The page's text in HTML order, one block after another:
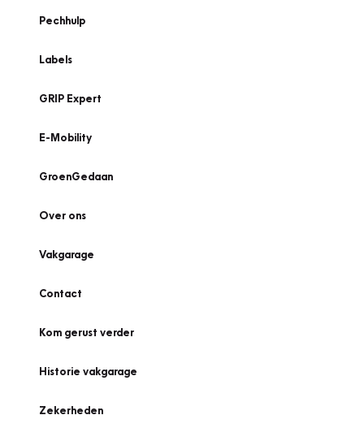
Pechhulp
Labels
GRIP Expert
E-Mobility
GroenGedaan
Over ons
Vakgarage
Contact
Kom gerust verder
Historie vakgarage
Zekerheden